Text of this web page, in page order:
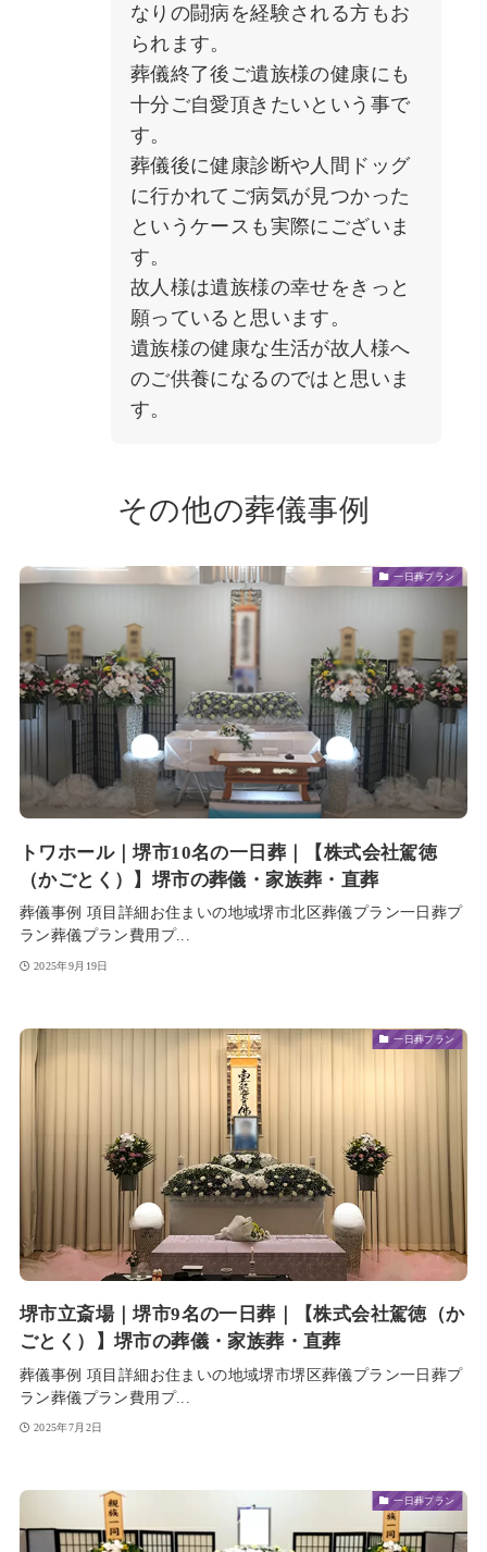
なりの闘病を経験される方もお
られます。
葬儀終了後ご遺族様の健康にも
十分ご自愛頂きたいという事で
す。
葬儀後に健康診断や人間ドッグ
に行かれてご病気が見つかった
というケースも実際にございま
す。
故人様は遺族様の幸せをきっと
願っていると思います。
遺族様の健康な生活が故人様へ
のご供養になるのではと思いま
す。
その他の葬儀事例
一日葬プラン
トワホール｜堺市10名の一日葬｜【株式会社駕徳
（かごとく）】堺市の葬儀・家族葬・直葬
葬儀事例 項目詳細お住まいの地域堺市北区葬儀プラン一日葬プ
ラン葬儀プラン費用プ...
2025年9月19日
一日葬プラン
堺市立斎場｜堺市9名の一日葬｜【株式会社駕徳（か
ごとく）】堺市の葬儀・家族葬・直葬
葬儀事例 項目詳細お住まいの地域堺市堺区葬儀プラン一日葬プ
ラン葬儀プラン費用プ...
2025年7月2日
一日葬プラン